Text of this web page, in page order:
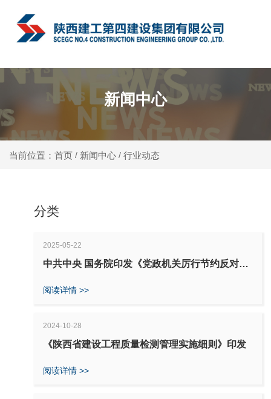
中文
新闻中心
当前位置：首页 / 新闻中心 / 行业动态
分类
2025-05-22
中共中央 国务院印发《党政机关厉行节约反对浪
阅读详情 >>
2024-10-28
《陕西省建设工程质量检测管理实施细则》印发
阅读详情 >>